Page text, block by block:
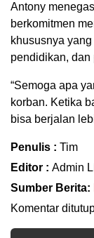
Antony
berkomitmen
khususnya
pendidikan, dan
“Semoga apa
korban. Ketika
bisa berjalan
Penulis : Tim
Editor : Admin
Sumber Berita:
Komentar